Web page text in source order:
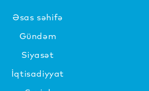
Əsas səhifə
Gündəm
Siyasət
İqtisadiyyat